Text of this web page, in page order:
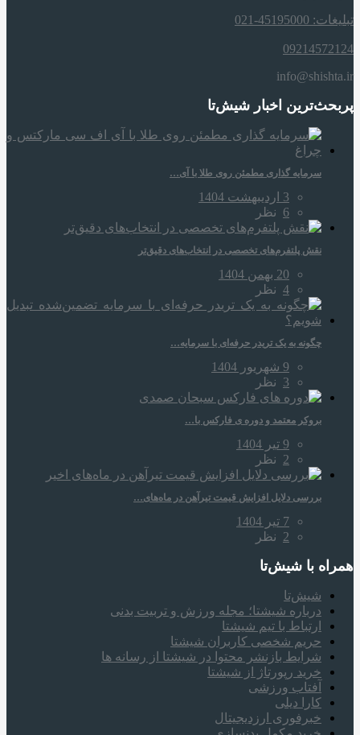
تبلیغات: 45195000-021
09214572124
info@shishta.ir
پربحث‌ترین اخبار شیش‌تا
سرمایه‌ گذاری مطمئن روی طلا با آی…
3 اردیبهشت 1404
6 نظر
نقش پلتفرم‌های تخصصی در انتخاب‌های دقیق‌تر
20 بهمن 1404
4 نظر
چگونه به یک تریدر حرفه‌ای با سرمایه…
9 شهریور 1404
3 نظر
بروکر معتمد و دوره‌ ی فارکس با…
9 تیر 1404
2 نظر
بررسی دلایل افزایش قیمت تیرآهن در ماه‌های…
7 تیر 1404
2 نظر
همراه‌ با شیش‌تا
شیش‌تا
درباره شیشتا؛ مجله ورزش و تربیت بدنی
ارتباط با تیم شیشتا
حریم شخصی کاربران شیشتا
شرایط بازنشر محتوا در شیشتا از رسانه ها
خرید رپورتاژ از شیشتا
آفتاب ورزشی
کارا دیلی
خبرفوری ارزدیجیتال